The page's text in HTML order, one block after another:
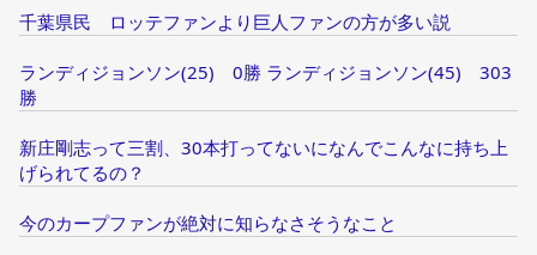
千葉県民 ロッテファンより巨人ファンの方が多い説
ランディジョンソン(25) 0勝 ランディジョンソン(45) 303
勝
新庄剛志って三割、30本打ってないになんでこんなに持ち上
げられてるの？
今のカープファンが絶対に知らなさそうなこと